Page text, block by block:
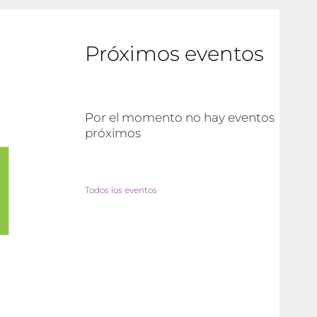
Próximos eventos
Por el momento no hay eventos
próximos
Todos los eventos